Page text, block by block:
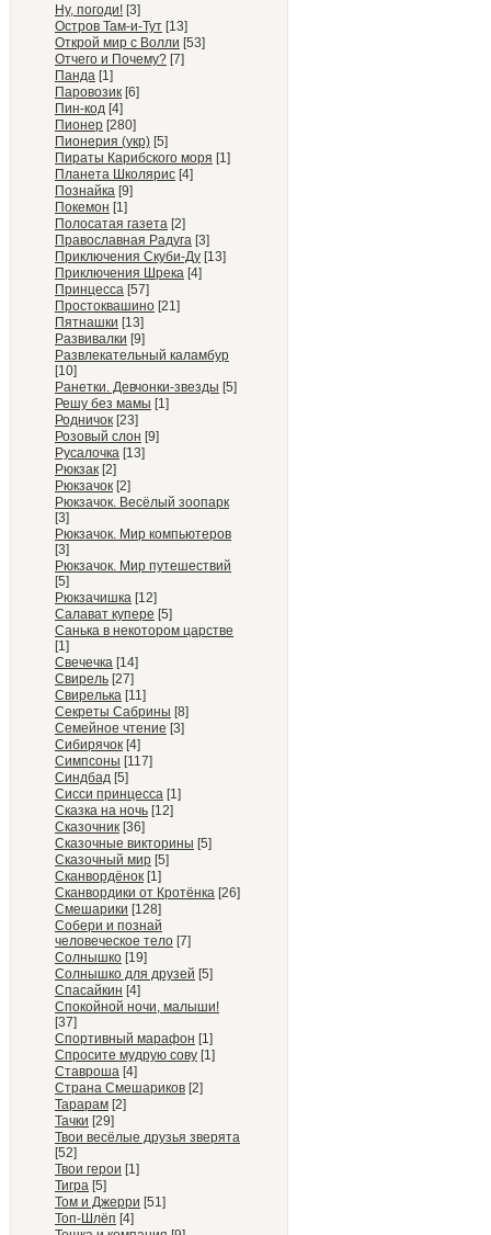
Ну, погоди! [3]
Остров Там-и-Тут [13]
Открой мир с Волли [53]
Отчего и Почему? [7]
Панда [1]
Паровозик [6]
Пин-код [4]
Пионер [280]
Пионерия (укр) [5]
Пираты Карибского моря [1]
Планета Школярис [4]
Познайка [9]
Покемон [1]
Полосатая газета [2]
Православная Радуга [3]
Приключения Скуби-Ду [13]
Приключения Шрека [4]
Принцесса [57]
Простоквашино [21]
Пятнашки [13]
Развивалки [9]
Развлекательный каламбур
[10]
Ранетки. Девчонки-звезды [5]
Решу без мамы [1]
Родничок [23]
Розовый слон [9]
Русалочка [13]
Рюкзак [2]
Рюкзачок [2]
Рюкзачок. Весёлый зоопарк
[3]
Рюкзачок. Мир компьютеров
[3]
Рюкзачок. Мир путешествий
[5]
Рюкзачишка [12]
Салават купере [5]
Санька в некотором царстве
[1]
Свечечка [14]
Свирель [27]
Свирелька [11]
Секреты Сабрины [8]
Семейное чтение [3]
Сибирячок [4]
Симпсоны [117]
Синдбад [5]
Сисси принцесса [1]
Сказка на ночь [12]
Сказочник [36]
Сказочные викторины [5]
Сказочный мир [5]
Сканвордёнок [1]
Сканвордики от Кротёнка [26]
Смешарики [128]
Собери и познай
человеческое тело [7]
Солнышко [19]
Солнышко для друзей [5]
Спасайкин [4]
Спокойной ночи, малыши!
[37]
Спортивный марафон [1]
Спросите мудрую сову [1]
Ставроша [4]
Страна Смешариков [2]
Тарарам [2]
Тачки [29]
Твои весёлые друзья зверята
[52]
Твои герои [1]
Тигра [5]
Том и Джерри [51]
Топ-Шлёп [4]